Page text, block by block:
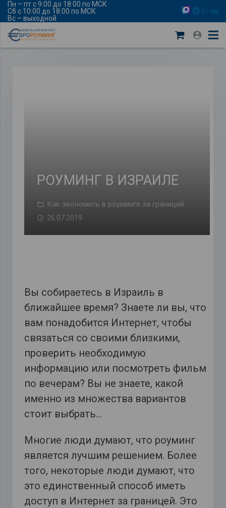
Пн – пт с 9:00 до 18:00 по МСК
Сб с 10:00 до 18:00 по МСК
Вс – выходной
РОУМИНГ В ИЗРАИЛЕ
Как экономить в роуминге за границей
26.07.2019
Вы собираетесь в Израиль в
ближайшее время? Знаете ли вы, что
вам понадобится Интернет, чтобы
связаться со своими близкими,
проверить необходимую
информацию или посмотреть фильм
по вечерам? Вы не знаете, какой
именно из множества вариантов
стоит выбрать…
Многие люди думают, что роуминг
является лучшим решением. Более
того, некоторые люди думают, что
это единственный способ иметь
доступ в Интернет за границей. Это